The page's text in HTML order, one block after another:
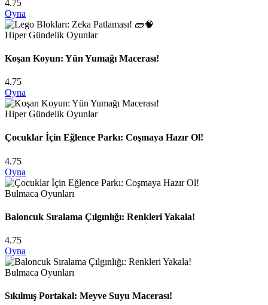
4.75
Oyna
Hiper Gündelik Oyunlar
Koşan Koyun: Yün Yumağı Macerası!
4.75
Oyna
Hiper Gündelik Oyunlar
Çocuklar İçin Eğlence Parkı: Coşmaya Hazır Ol!
4.75
Oyna
Bulmaca Oyunları
Baloncuk Sıralama Çılgınlığı: Renkleri Yakala!
4.75
Oyna
Bulmaca Oyunları
Sıkılmış Portakal: Meyve Suyu Macerası!